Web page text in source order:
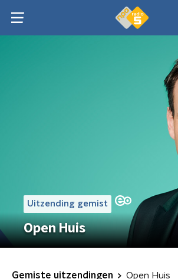
Uitzending gemist
Open Huis
Gemiste uitzendingen Open Huis